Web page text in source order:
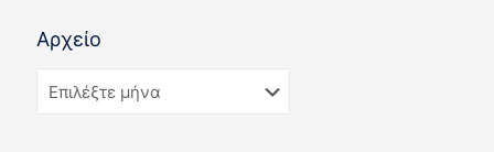
Αρχείο